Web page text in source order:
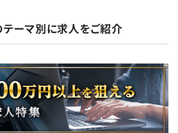
ーマ別に求人をご紹介